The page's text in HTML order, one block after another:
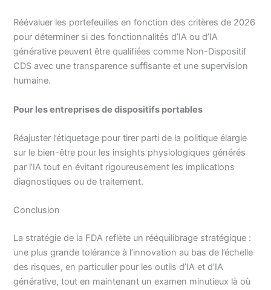
Réévaluer les portefeuilles en fonction des critères de 2026
pour déterminer si des fonctionnalités d’IA ou d’IA
générative peuvent être qualifiées comme Non-Dispositif
CDS avec une transparence suffisante et une supervision
humaine.
Pour les entreprises de dispositifs portables
Réajuster l’étiquetage pour tirer parti de la politique élargie
sur le bien-être pour les insights physiologiques générés
par l’IA tout en évitant rigoureusement les implications
diagnostiques ou de traitement.
Conclusion
La stratégie de la FDA reflète un rééquilibrage stratégique :
une plus grande tolérance à l’innovation au bas de l’échelle
des risques, en particulier pour les outils d’IA et d’IA
générative, tout en maintenant un examen minutieux là où